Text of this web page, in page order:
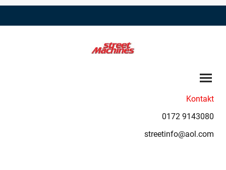
Kontakt
0172 9143080
streetinfo@aol.com